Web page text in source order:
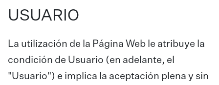
USUARIO
La utilización de la Página Web le atribuye la
condición de Usuario (en adelante, el
"Usuario") e implica la aceptación plena y sin